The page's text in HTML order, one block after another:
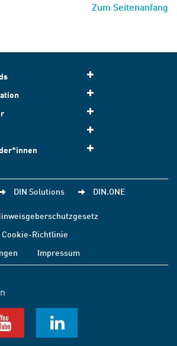
Zum Seitenanfang
DIN Solutions DIN.ONE
Cookie-Richtlinie
Impressum